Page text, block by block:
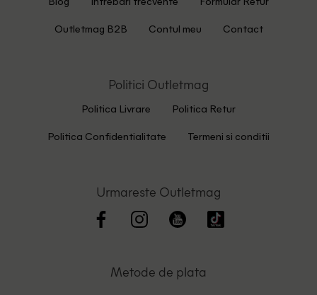
Blog Intrebari frecvente Formular Retur
Outletmag B2B Contul meu Contact
Politici Outletmag
Politica Livrare Politica Retur
Politica Confidentialitate Termeni si conditii
Urmareste Outletmag
Metode de plata